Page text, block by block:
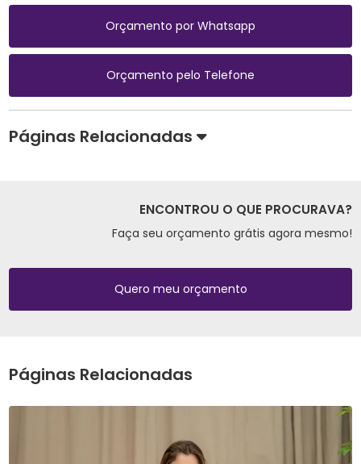
Orçamento por Whatsapp
Orçamento pelo Telefone
Páginas Relacionadas
ENCONTROU O QUE PROCURAVA?
Faça seu orçamento grátis agora mesmo!
Quero meu orçamento
Páginas Relacionadas